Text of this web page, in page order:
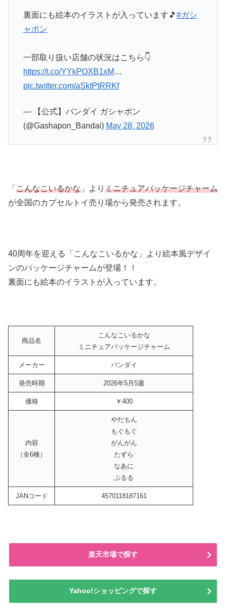
裏面にも絵本のイラストが入っています🎵 #ガシ
ャポン
一部取り扱い店舗の状況はこちら👇
https://t.co/YYkPOXB1xM …
pic.twitter.com/aSktPtRRKf
— 【公式】バンダイ ガシャポン
(@Gashapon_Bandai) May 28, 2026
「 こんなこいるかな 」より ミニチュアパッケージチャーム
が全国のカプセルトイ売り場から発売されます。
40周年を迎える「こんなこいるかな」より絵本風デザイ
ンのパッケージチャームが登場！！
裏面にも絵本のイラストが入っています。
商品名
こんなこいるかな
ミニチュアパッケージチャーム
メーカー バンダイ
発売時期 2026年5月5週
価格 ￥400
内容
（全6種）
やだもん
もぐもぐ
がんがん
たずら
なあに
ぶるる
JANコード 4570118187161
楽天市場で探す
Yahoo!ショッピングで探す